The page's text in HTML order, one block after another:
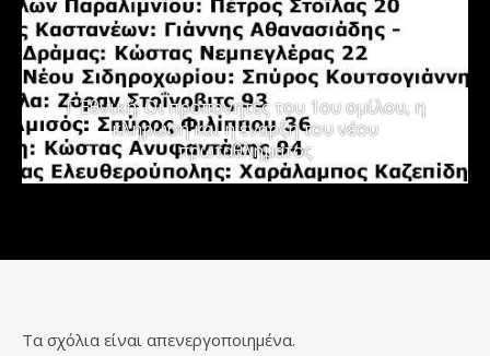
Γ΄ Εθνική: Οι προπονητές του 1ου ομίλου, η
κλήρωση και η έναρξη του νέου
πρωταθλήματος
Τα σχόλια είναι απενεργοποιημένα.